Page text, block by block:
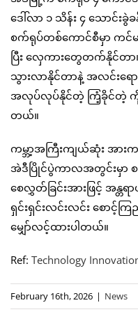
ဒေါ်လာ ၁ သိန်း ၄ သောင်း
စက်ရုပ်တစ်ကောင်စီမှာ ကင်မ
ပြီး လှေကားတွေတက်နိုင်တာ၊
သွားလာနိုင်တာနဲ့ အလင်းရေ
အလုပ်လုပ်နိုင်တဲ့ ကြံ့ခိုင်တဲ့
တယ်။
ကမ္ဘာ့အကြီးကျယ်ဆုံး အား
အဲဒီပြိုင်ပွဲကာလအတွင်းမှာ
စေလွှတ်ခြင်းအားဖြင့် အန္တ
ရှင်းရှင်းလင်းလင်း စောင့်
မျှော်လင့်ထားပါတယ်။
Ref: Technology
February 16th, 2026 | News